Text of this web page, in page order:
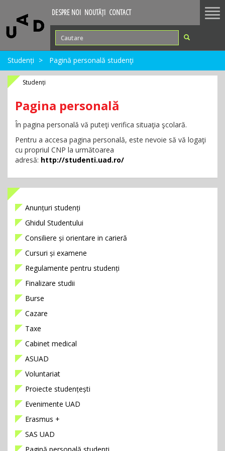
DESPRE NOI NOUTĂȚI CONTACT
Studenți Pagină personală studenţi
Studenți
Pagina personală
În pagina personală vă puteţi verifica situaţia şcolară.
Pentru a accesa pagina personală, este nevoie să vă logaţi
cu propriul CNP la următoarea
adresă: http://studenti.uad.ro/
Anunțuri studenți
Ghidul Studentului
Consiliere și orientare in carieră
Cursuri și examene
Regulamente pentru studenți
Finalizare studii
Burse
Cazare
Taxe
Cabinet medical
ASUAD
Voluntariat
Proiecte studențești
Evenimente UAD
Erasmus +
SAS UAD